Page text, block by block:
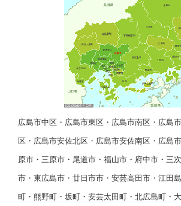
広島市中区・広島市東区・広島市南区・広島
区・広島市安佐北区・広島市安佐南区・広島
原市・三原市・尾道市・福山市・府中市・三
市・東広島市・廿日市市・安芸高田市・江田
町・熊野町・坂町・安芸太田町・北広島町・